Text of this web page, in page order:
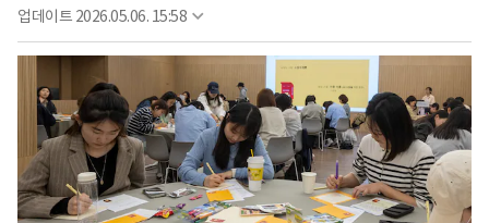
업데이트 2026.05.06. 15:58